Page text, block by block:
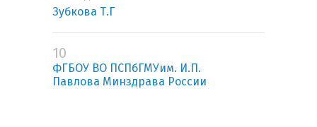
Зубкова Т.Г
10
ФГБОУ ВО ПСПбГМУим. И.П.
Павлова Минздрава России